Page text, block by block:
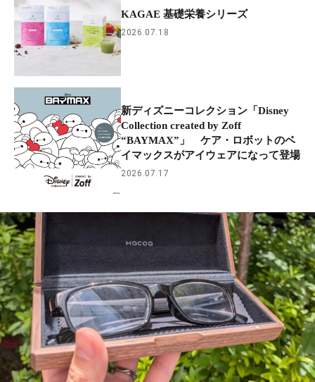
KAGAE 基礎栄養シリーズ
2026.07.18
新ディズニーコレクション「Disney
Collection created by Zoff
“BAYMAX”」 ケア・ロボットのベ
イマックスがアイウェアになって登場
2026.07.17